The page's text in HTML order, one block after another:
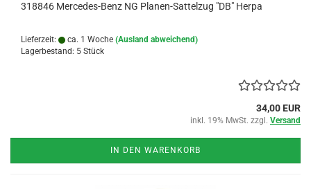
318846 Mercedes-Benz NG Planen-Sattelzug "DB" Herpa
Lieferzeit: ca. 1 Woche (Ausland abweichend)
Lagerbestand: 5 Stück
34,00 EUR
inkl. 19% MwSt. zzgl. Versand
IN DEN WARENKORB